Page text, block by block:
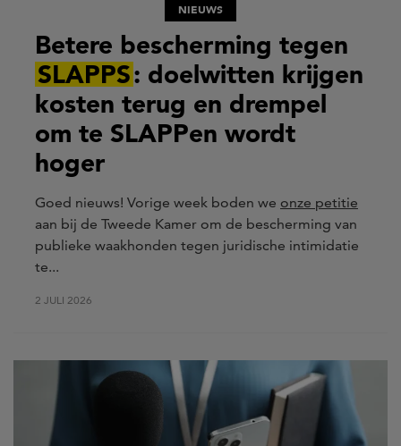
NIEUWS
Betere bescherming tegen
SLAPPS: doelwitten krijgen
kosten terug en drempel
om te SLAPPen wordt
hoger
Goed nieuws! Vorige week boden we onze petitie
aan bij de Tweede Kamer om de bescherming van
publieke waakhonden tegen juridische intimidatie
te...
2 JULI 2026